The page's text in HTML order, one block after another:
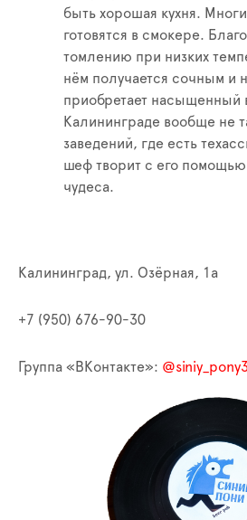
быть хорошая кухня.
готовятся в смокере.
томлению при низких
нём получается сочным и
приобретает насыщенный
Калининграде вообще не
заведений, где есть
шеф творит с его
чудеса.
Калининград, ул. Озёрная, 1а
+7 (950) 676-90-30
Группа «ВКонтакте»: